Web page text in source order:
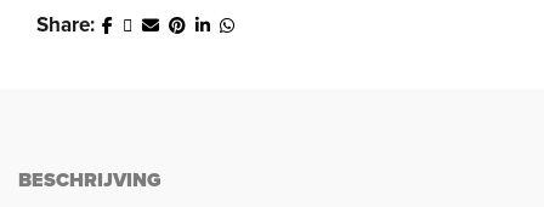
Share
BESCHRIJVING